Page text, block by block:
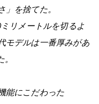
」を捨てた。
リメートルを切るよ
モデルは一番厚みがあ
能にこだわった